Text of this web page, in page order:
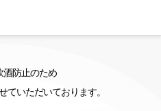
酒防止のため
ていただいております。